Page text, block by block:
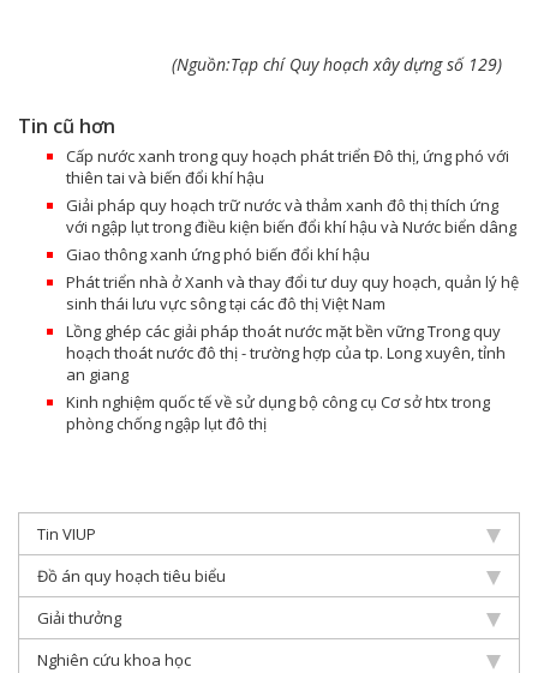
(Nguồn:Tạp chí Quy hoạch xây dựng số 129)
Tin cũ hơn
Cấp nước xanh trong quy hoạch phát triển Đô thị, ứng phó với
thiên tai và biến đổi khí hậu
Giải pháp quy hoạch trữ nước và thảm xanh đô thị thích ứng
với ngập lụt trong điều kiện biến đổi khí hậu và Nước biển dâng
Giao thông xanh ứng phó biến đổi khí hậu
Phát triển nhà ở Xanh và thay đổi tư duy quy hoạch, quản lý hệ
sinh thái lưu vực sông tại các đô thị Việt Nam
Lồng ghép các giải pháp thoát nước mặt bền vững Trong quy
hoạch thoát nước đô thị - trường hợp của tp. Long xuyên, tỉnh
an giang
Kinh nghiệm quốc tế về sử dụng bộ công cụ Cơ sở htx trong
phòng chống ngập lụt đô thị
Tin VIUP
Đồ án quy hoạch tiêu biểu
Giải thưởng
Nghiên cứu khoa học